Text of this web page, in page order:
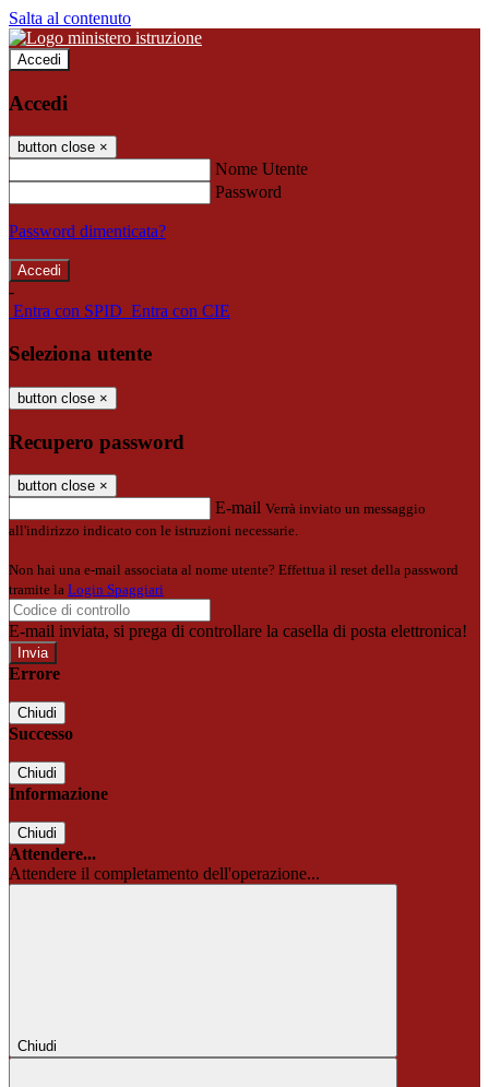
Salta al contenuto
Accedi
Accedi
button close ×
Nome Utente
Password
Password dimenticata?
-
Entra con SPID Entra con CIE
Seleziona utente
button close ×
Recupero password
button close ×
E-mail Verrà inviato un messaggio
all'indirizzo indicato con le istruzioni necessarie.
Non hai una e-mail associata al nome utente? Effettua il reset della password
tramite la Login Spaggiari
E-mail inviata, si prega di controllare la casella di posta elettronica!
Errore
Chiudi
Successo
Chiudi
Informazione
Chiudi
Attendere...
Attendere il completamento dell'operazione...
Chiudi